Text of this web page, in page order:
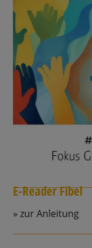
E-Reader Fibel
zur Anleitung